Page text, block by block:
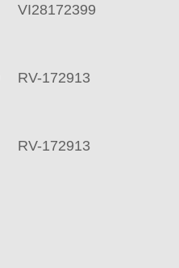
VI28172399
RV-172913
RV-172913